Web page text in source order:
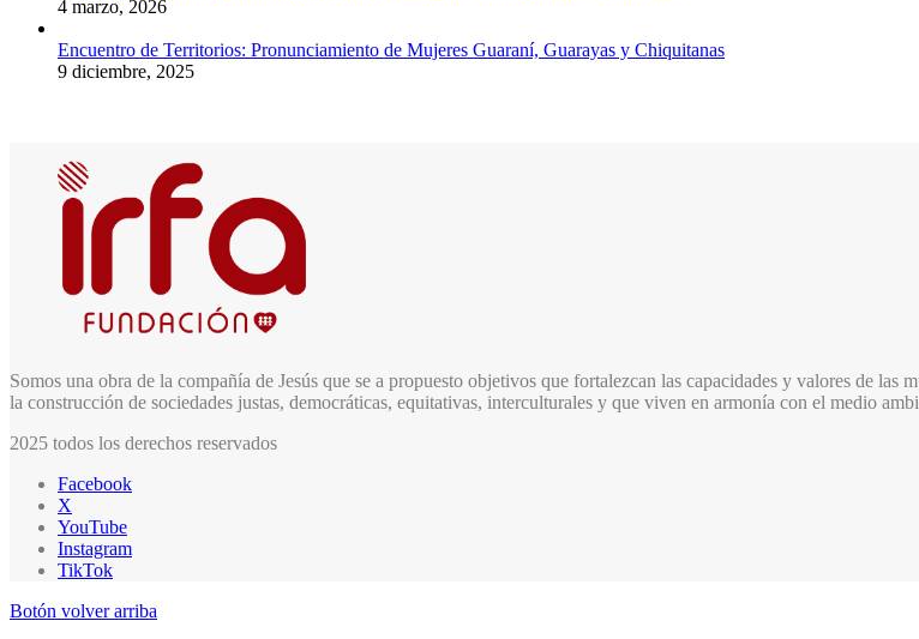
4 marzo, 2026
Encuentro de Territorios: Pronunciamiento de Mujeres Guaraní, Guarayas y Chiquitanas
9 diciembre, 2025
Somos una obra de la compañía de Jesús que se a propuesto objetivos que fortalezcan las capacidades y valores de
la construcción de sociedades justas, democráticas, equitativas, interculturales y que viven en armonía con el medio
2025 todos los derechos reservados
Facebook
X
YouTube
Instagram
TikTok
Botón volver arriba